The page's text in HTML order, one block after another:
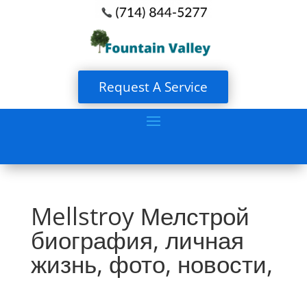
Request A Service
Mellstroy Мелстрой
биография, личная
жизнь, фото, новости,